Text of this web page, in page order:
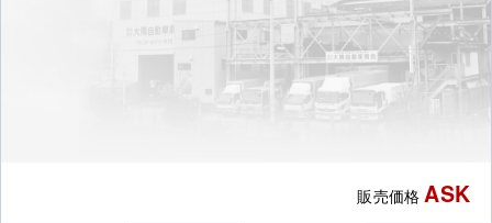
販売価格 ASK